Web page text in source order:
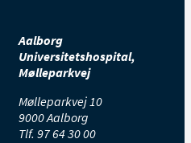
Aalborg
Universitetshospital,
Mølleparkvej
Mølleparkvej 10
9000 Aalborg
Tlf. 97 64 30 00